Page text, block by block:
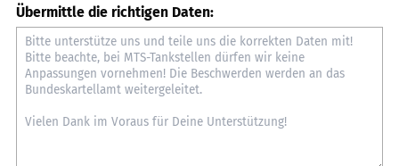
Übermittle die richtigen Daten: